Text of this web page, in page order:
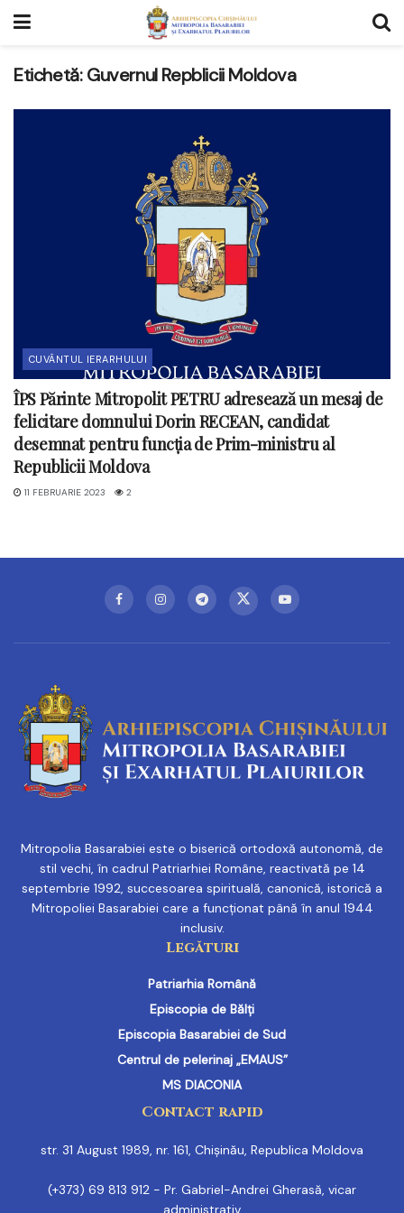
Etichetă:Guvernul Repblicii Moldova
CUVÂNTUL IERARHULUI
ÎPS Părinte Mitropolit PETRU adresează un mesaj de
felicitare domnuluiDorin RECEAN, candidat
desemnat pentru funcția de Prim-ministru al
Republicii Moldova
11 FEBRUARIE 2023 2
Mitropolia Basarabiei este o biserică ortodoxă autonomă, de
stil vechi, în cadrul Patriarhiei Române, reactivată pe 14
septembrie 1992, succesoarea spirituală, canonică, istorică a
Mitropoliei Basarabiei care a funcționat până în anul 1944
inclusiv.
Legături
Patriarhia Română
Episcopia de Bălți
Episcopia Basarabiei de Sud
Centrul de pelerinaj „EMAUS”
MS DIACONIA
Contact rapid
str. 31 August 1989, nr. 161, Chișinău, Republica Moldova
(+373) 69 813 912 - Pr. Gabriel-Andrei Gherasă, vicar
administrativ